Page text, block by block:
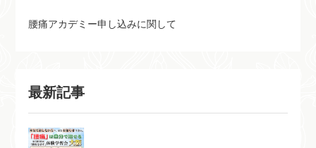
腰痛アカデミー申し込みに関して
最新記事